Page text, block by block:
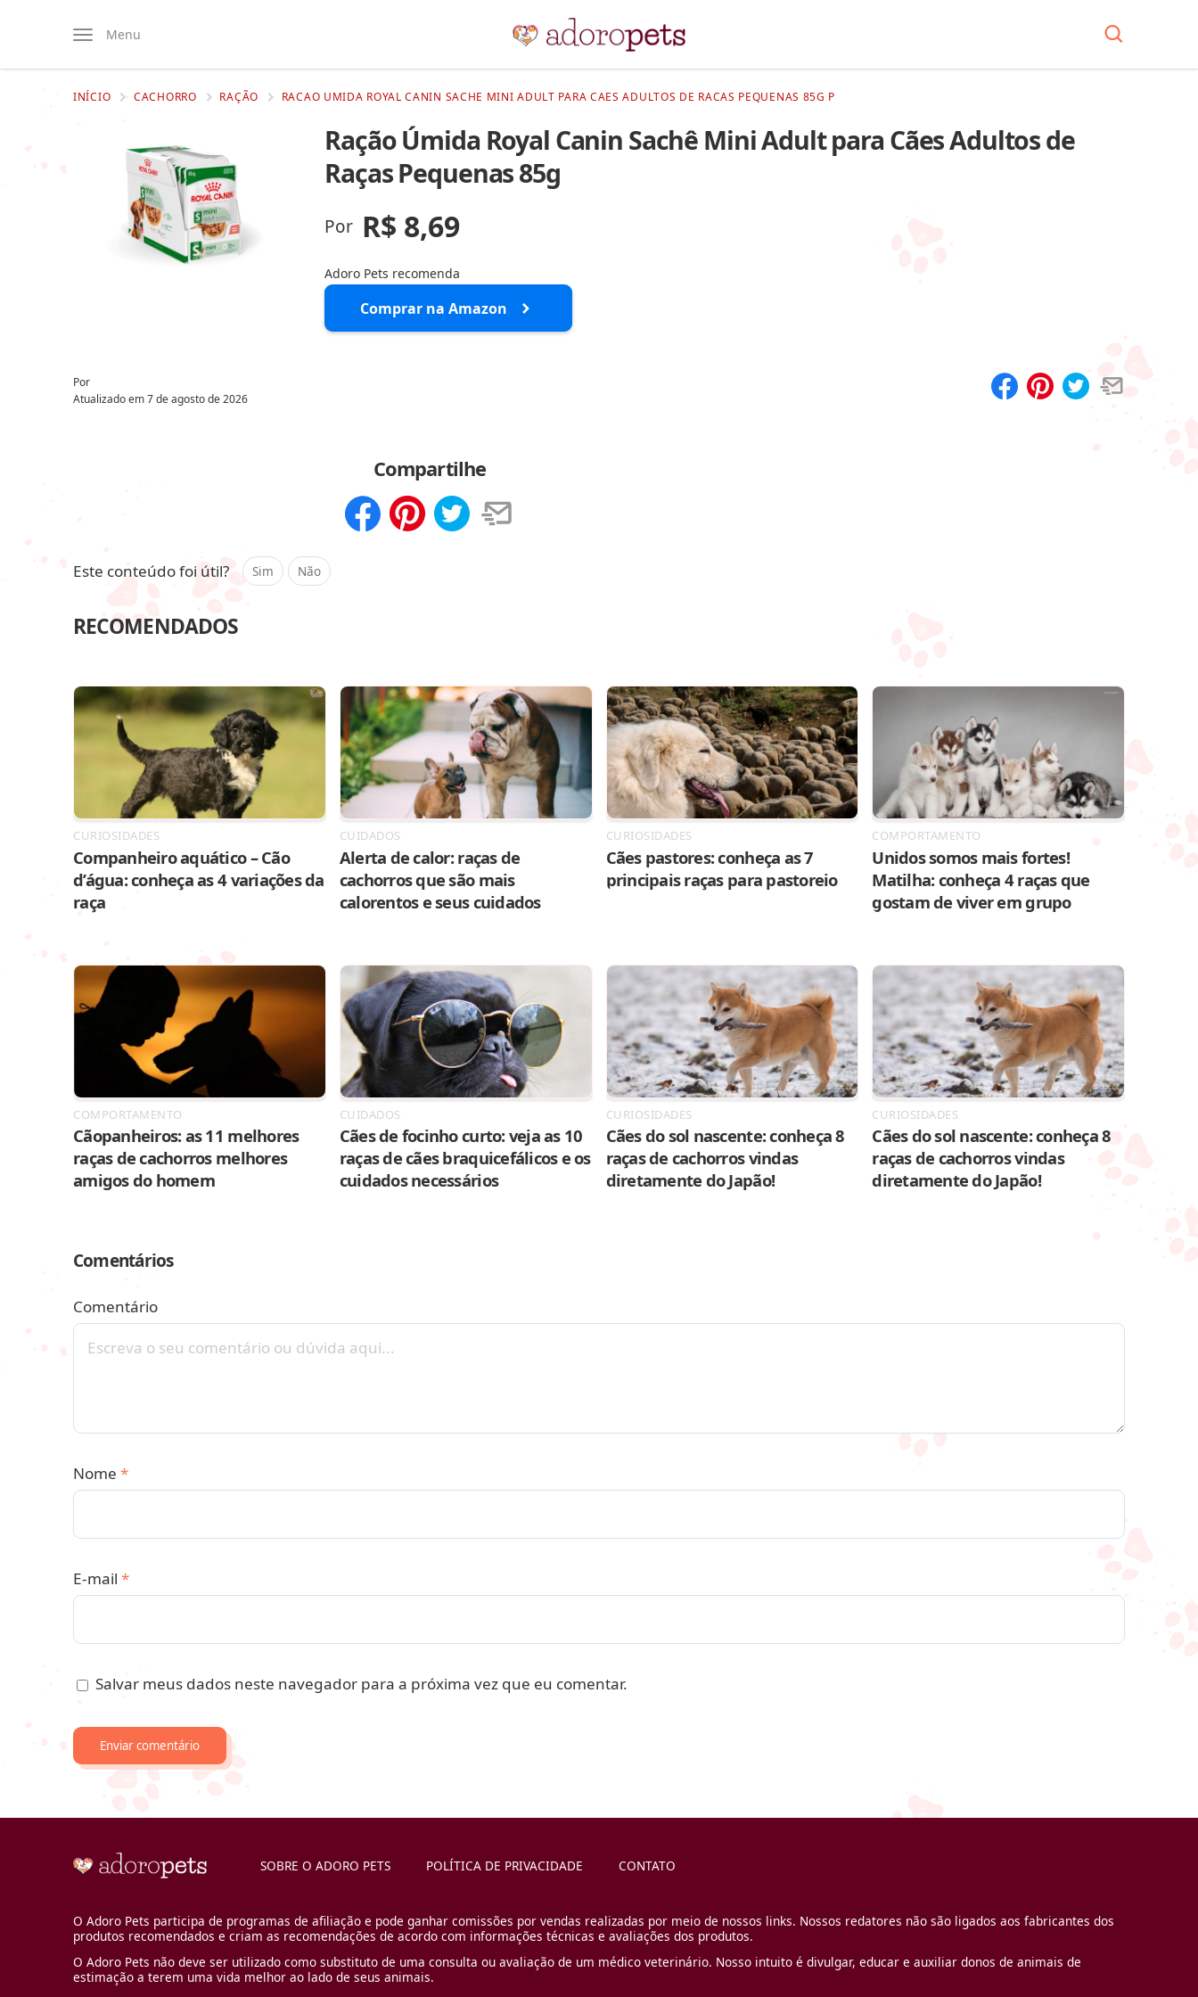
Menu
INÍCIO CACHORRO RAÇÃO RACAO UMIDA ROYAL CANIN SACHE MINI ADULT PARA CAES ADULTOS DE RACAS PEQUENAS 85G P
Ração Úmida Royal Canin Sachê Mini Adult para Cães Adultos de
Raças Pequenas 85g
Por R$ 8,69
Adoro Pets recomenda
Comprar na Amazon
Por
Atualizado em7 de agosto de 2026
Compartilhe
Este conteúdo foi útil? Sim Não
RECOMENDADOS
CURIOSIDADES
Companheiro aquático – Cão
d’água: conheça as 4 variações da
raça
CUIDADOS
Alerta de calor: raças de
cachorros que são mais
calorentos e seus cuidados
CURIOSIDADES
Cães pastores: conheça as 7
principais raças para pastoreio
COMPORTAMENTO
Unidos somos mais fortes!
Matilha: conheça 4 raças que
gostam de viver em grupo
COMPORTAMENTO
Cãopanheiros: as 11 melhores
raças de cachorros melhores
amigos do homem
CUIDADOS
Cães de focinho curto: veja as 10
raças de cães braquicefálicos e os
cuidados necessários
CURIOSIDADES
Cães do sol nascente: conheça 8
raças de cachorros vindas
diretamente do Japão!
CURIOSIDADES
Cães do sol nascente: conheça 8
raças de cachorros vindas
diretamente do Japão!
Comentários
Comentário
Nome *
E-mail *
Salvar meus dados neste navegador para a próxima vez que eu comentar.
SOBRE O ADORO PETS POLÍTICA DE PRIVACIDADE CONTATO
O Adoro Pets participa de programas de afiliação e pode ganhar comissões por vendas realizadas por meio de nossos links. Nossos redatores não são ligados aos fabricantes dos
produtos recomendados e criam as recomendações de acordo com informações técnicas e avaliações dos produtos.
O Adoro Pets não deve ser utilizado como substituto de uma consulta ou avaliação de um médico veterinário. Nosso intuito é divulgar, educar e auxiliar donos de animais de
estimação a terem uma vida melhor ao lado de seus animais.